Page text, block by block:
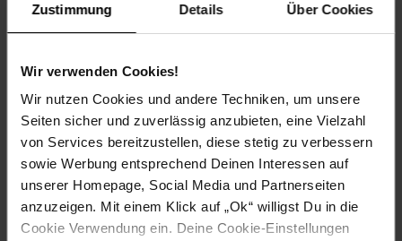
Zustimmung Details Über Cookies
Wir verwenden Cookies!
Wir nutzen Cookies und andere Techniken, um unsere
Seiten sicher und zuverlässig anzubieten, eine Vielzahl
von Services bereitzustellen, diese stetig zu verbessern
sowie Werbung entsprechend Deinen Interessen auf
unserer Homepage, Social Media und Partnerseiten
anzuzeigen. Mit einem Klick auf „Ok“ willigst Du in die
Cookie Verwendung ein. Deine Cookie-Einstellungen
EAN: 4006676131983
Artikel gehört zur Kategorie:Esstische
Versandinformationen
Herstellerinformationen